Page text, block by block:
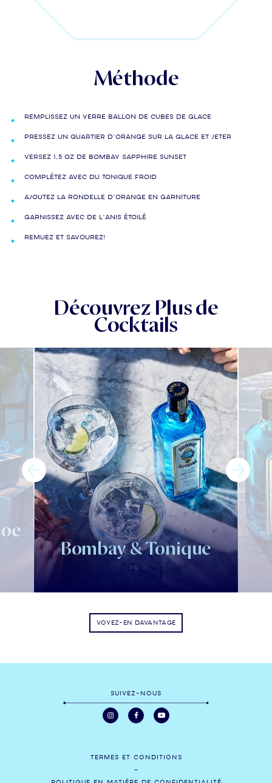
Méthode
Remplissez un verre ballon de cubes de glace
Pressez un quartier d’orange sur la glace et jeter
Versez 1,5 oz de Bombay Sapphire Sunset
Complétez avec du tonique froid
Ajoutez la rondelle d’orange en garniture
Garnissez avec de l’anis étoilé
Remuez et savourez!
Découvrez Plus de
Cocktails
Bombay & Tonique
VOYEZ-EN DAVANTAGE
SUIVEZ-NOUS
TERMES ET CONDITIONS